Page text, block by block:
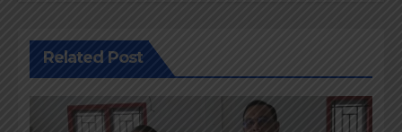
Related Post